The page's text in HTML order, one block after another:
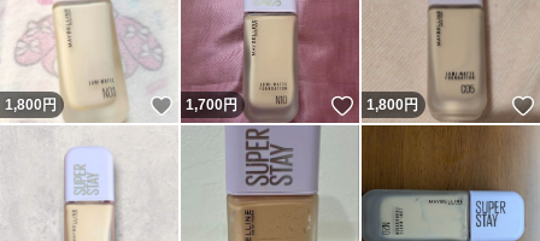
1,800 円 いいね！
1,700円 いいね！
1,800円